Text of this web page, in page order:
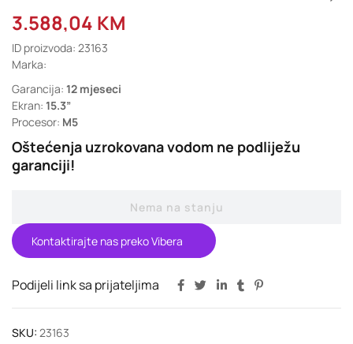
3.588,04 KM
ID proizvoda: 23163
Marka:
Garancija: 12 mjeseci
Ekran: 15.3”
Procesor: M5
Oštećenja uzrokovana vodom ne podliježu
garanciji!
Nema na stanju
Kontaktirajte nas preko Vibera
Podijeli link sa prijateljima
SKU: 23163